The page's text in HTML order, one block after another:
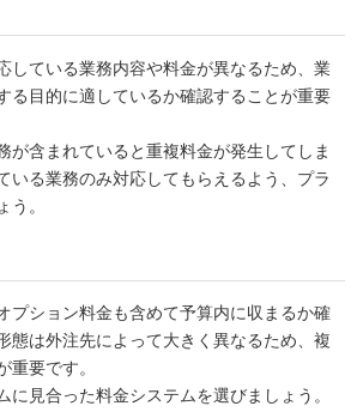
している業務内容や料金が異なるため、業
る目的に適しているか確認することが重要
が含まれていると重複料金が発生してしま
いる業務のみ対応してもらえるよう、プラ
。
プション料金も含めて予算内に収まるか確
態は外注先によって大きく異なるため、複
要です。
に見合った料金システムを選びましょう。